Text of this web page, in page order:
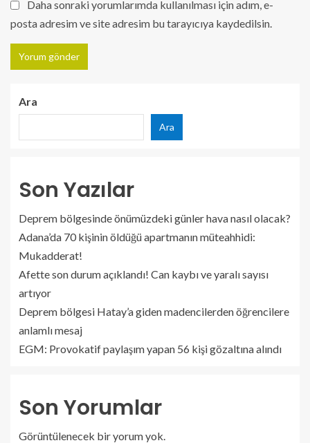
Daha sonraki yorumlarımda kullanılması için adım, e-
posta adresim ve site adresim bu tarayıcıya kaydedilsin.
Ara
Ara
Son Yazılar
Deprem bölgesinde önümüzdeki günler hava nasıl olacak?
Adana’da 70 kişinin öldüğü apartmanın müteahhidi:
Mukadderat!
Afette son durum açıklandı! Can kaybı ve yaralı sayısı
artıyor
Deprem bölgesi Hatay’a giden madencilerden öğrencilere
anlamlı mesaj
EGM: Provokatif paylaşım yapan 56 kişi gözaltına alındı
Son Yorumlar
Görüntülenecek bir yorum yok.